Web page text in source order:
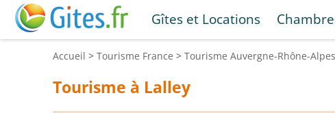
Gîtes et Locations
Accueil > Tourisme France > Tourisme Auvergne-Rhône-Alpes
Tourisme à Lalley